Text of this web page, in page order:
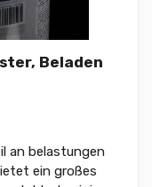
Beladen
an belastungen
ein großes